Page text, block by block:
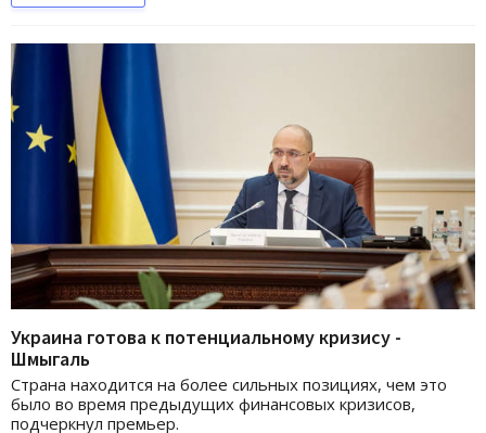
Украина готова к потенциальному кризису -
Шмыгаль
Страна находится на более сильных позициях, чем это
было во время предыдущих финансовых кризисов,
подчеркнул премьер.